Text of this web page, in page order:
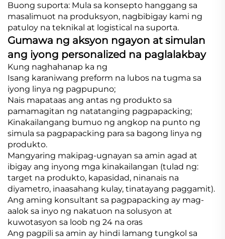
Buong suporta: Mula sa konsepto hanggang sa
masalimuot na produksyon, nagbibigay kami ng
patuloy na teknikal at logistical na suporta.
Gumawa ng aksyon ngayon at simulan
ang iyong personalized na paglalakbay
Kung naghahanap ka ng
Isang karaniwang preform na lubos na tugma sa
iyong linya ng pagpupuno;
Nais mapataas ang antas ng produkto sa
pamamagitan ng natatanging pagpapacking;
Kinakailangang bumuo ng angkop na punto ng
simula sa pagpapacking para sa bagong linya ng
produkto.
Mangyaring makipag-ugnayan sa amin agad at
ibigay ang inyong mga kinakailangan (tulad ng:
target na produkto, kapasidad, ninanais na
diyametro, inaasahang kulay, tinatayang paggamit).
Ang aming konsultant sa pagpapacking ay mag-
aalok sa inyo ng nakatuon na solusyon at
kuwotasyon sa loob ng 24 na oras
Ang pagpili sa amin ay hindi lamang tungkol sa